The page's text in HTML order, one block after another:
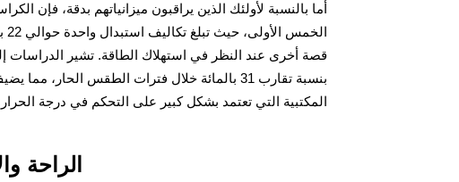
أما بالنسبة لأولئك الذين يراقبون ميزانياتهم بدقة، فإن
قصة أخرى عند النظر في استهلاك الطاقة. تشير الدراسات
بنسبة تقارب 31 بالمائة خلال فترات الطقس
المكتبية التي تعتمد بشكل كبير على التحكم في درجة
الراحة